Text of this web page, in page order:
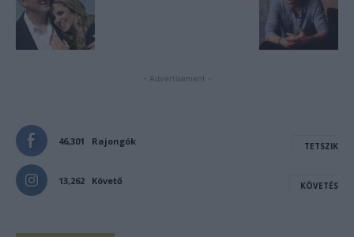
- Advertisement -
46,301 Rajongók TETSZIK
13,262 Követő KÖVETÉS